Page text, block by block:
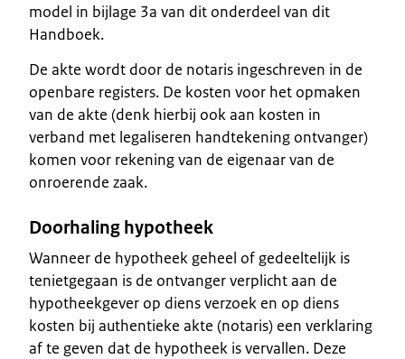
model in bijlage 3a van dit onderdeel van dit
Handboek.
De akte wordt door de notaris ingeschreven in de
openbare registers. De kosten voor het opmaken
van de akte (denk hierbij ook aan kosten in
verband met legaliseren handtekening ontvanger)
komen voor rekening van de eigenaar van de
onroerende zaak.
Doorhaling hypotheek
Wanneer de hypotheek geheel of gedeeltelijk is
tenietgegaan is de ontvanger verplicht aan de
hypotheekgever op diens verzoek en op diens
kosten bij authentieke akte (notaris) een verklaring
af te geven dat de hypotheek is vervallen. Deze